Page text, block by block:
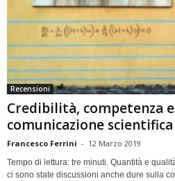
Recensioni
Credibilità, competenza
comunicazione scientifica
Francesco Ferrini - 12 Marzo 2019
Tempo di lettura: tre minuti. Quantità e
ci sono state discussioni anche dure sulla